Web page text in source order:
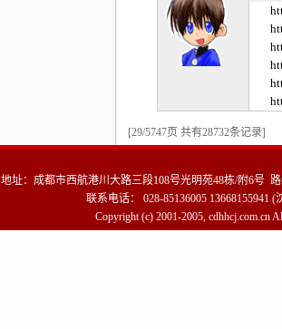
[29/5747页 共有28732条记录]
地址：成都市西航港川大路三段108号光明苑48栋/附6号
联系电话： 028-85136005 13668155941
Copyright (c) 2001-2005,